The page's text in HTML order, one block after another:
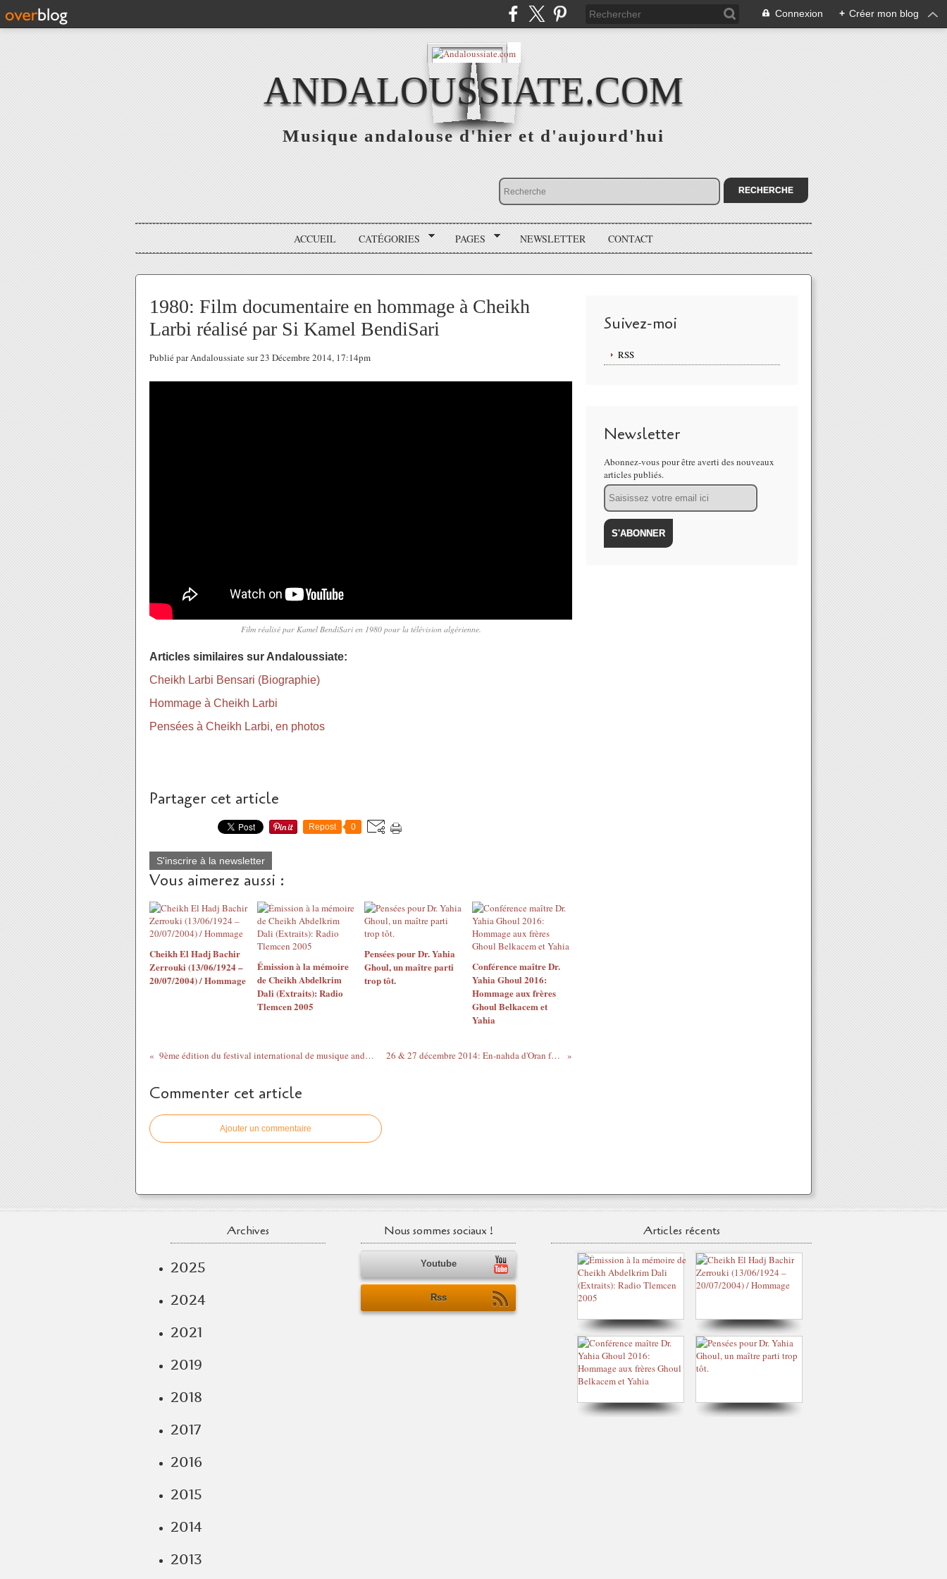
Connexion + Créer mon blog
ANDALOUSSIATE.COM
Musique andalouse d'hier et d'aujourd'hui
ACCUEIL CATÉGORIES PAGES NEWSLETTER CONTACT
1980: Film documentaire en hommage à Cheikh
Larbi réalisé par Si Kamel BendiSari
Publié par Andaloussiate sur 23 Décembre 2014, 17:14pm
Film réalisé par Kamel BendiSari en 1980 pour la télévision algérienne.
Articles similaires sur Andaloussiate:
Cheikh Larbi Bensari (Biographie)
Hommage à Cheikh Larbi
Pensées à Cheikh Larbi, en photos
Partager cet article
Repost 0
S'inscrire à la newsletter
Vous aimerez aussi :
Cheikh El Hadj Bachir
Zerrouki (13/06/1924 –
20/07/2004) / Hommage
Émission à la mémoire
de Cheikh Abdelkrim
Dali (Extraits): Radio
Tlemcen 2005
Pensées pour Dr. Yahia
Ghoul, un maître parti
trop tôt.
Conférence maître Dr.
Yahia Ghoul 2016:
Hommage aux frères
Ghoul Belkacem et
Yahia
9ème édition du festival international de musique andalouse & des musiques anciennes 26 & 27 décembre 2014: En-nahda d'Oran fête son 50 ème anniversaire
Commenter cet article
Ajouter un commentaire
Suivez-moi
RSS
Newsletter
Abonnez-vous pour être averti des nouveaux
articles publiés.
Email
Archives
2025
2024
2021
2019
2018
2017
2016
2015
2014
2013
Nous sommes sociaux !
Youtube
Rss
Articles récents